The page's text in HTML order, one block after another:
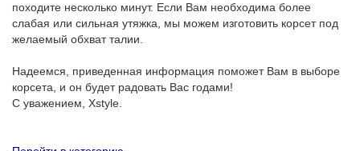
походите несколько минут. Если Вам необходима более
слабая или сильная утяжка, мы можем изготовить корсет под
желаемый обхват талии.
Надеемся, приведенная информация поможет Вам в выборе
корсета, и он будет радовать Вас годами!
С уважением, Xstyle.